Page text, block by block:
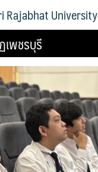
Rajabhat University
พชรบุรี